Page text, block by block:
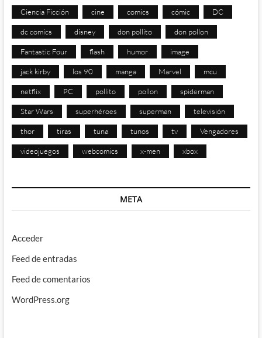
Ciencia Ficción cine comics cómic DC
dc comics disney don pollito don pollon
Fantastic Four flash humor image
jack kirby los 90 manga Marvel mcu
netflix PC pollito pollon spiderman
Star Wars superhéroes superman televisión
thor tiras tuna tunos tv Vengadores
videojuegos webcomics x-men xbox
META
Acceder
Feed de entradas
Feed de comentarios
WordPress.org